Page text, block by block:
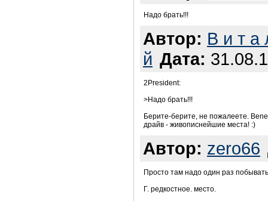
Надо брать!!!
Автор: В и т а
й Дата:
2President:
>Надо брать!!!
Берите-берите, не пожалеете.
драйв - живописнейшие места! :)
Автор: zero66
Просто там надо один раз
Г. редкостное. место.